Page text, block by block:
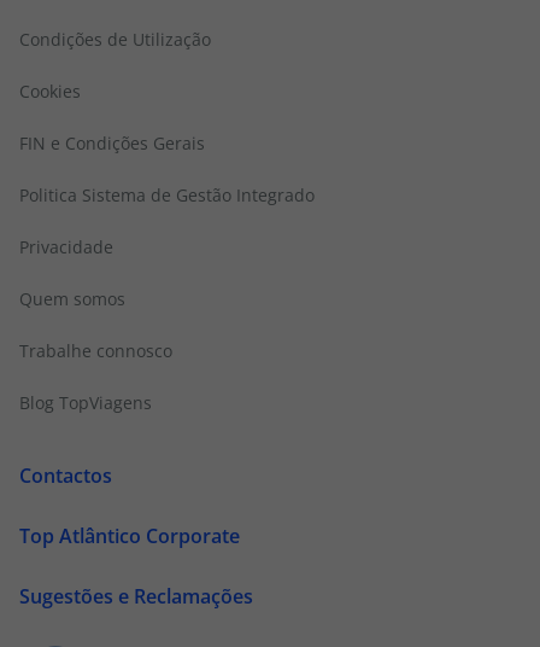
Condições de Utilização
Cookies
FIN e Condições Gerais
Politica Sistema de Gestão Integrado
Privacidade
Quem somos
Trabalhe connosco
Blog TopViagens
Contactos
Top Atlântico Corporate
Sugestões e Reclamações